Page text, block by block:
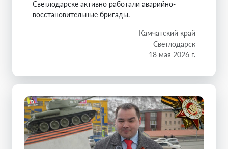
Светлодарске активно работали аварийно-
восстановительные бригады.
Камчатский край
Светлодарск
18 мая 2026 г.